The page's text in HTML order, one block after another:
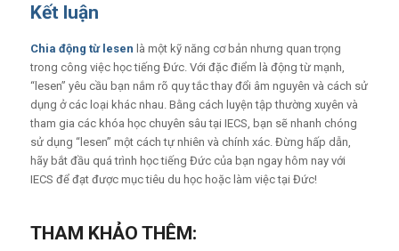
Kết luận
Chia động từ lesen là một kỹ năng cơ bản nhưng quan trọng
trong công việc học tiếng Đức. Với đặc điểm là động từ mạnh,
“lesen” yêu cầu bạn nắm rõ quy tắc thay đổi âm nguyên và cách sử
dụng ở các loại khác nhau. Bằng cách luyện tập thường xuyên và
tham gia các khóa học chuyên sâu tại IECS, bạn sẽ nhanh chóng
sử dụng “lesen” một cách tự nhiên và chính xác. Đừng hấp dẫn,
hãy bắt đầu quá trình học tiếng Đức của bạn ngay hôm nay với
IECS để đạt được mục tiêu du học hoặc làm việc tại Đức!
THAM KHẢO THÊM: